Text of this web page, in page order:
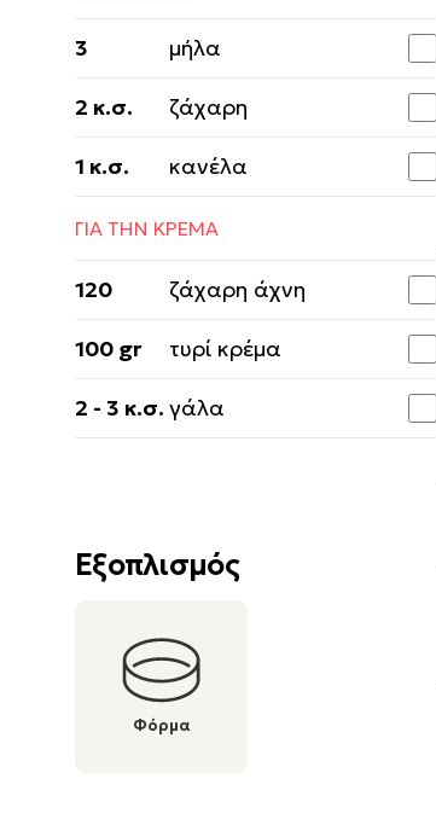
3 μήλα
2 κ.σ. ζάχαρη
1 κ.σ. κανέλα
ΓΙΑ ΤΗΝ ΚΡΕΜΑ
120 ζάχαρη άχνη
100 gr τυρί κρέμα
2 - 3 κ.σ. γάλα
Εξοπλισμός
Φόρμα